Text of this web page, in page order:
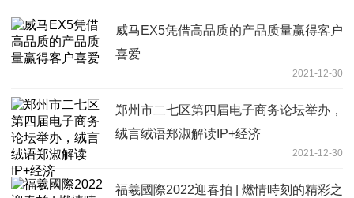
威马EX5凭借高品质的产品质量赢得客户
喜爱
2021-12-30
郑州市二七区第四届电子商务论坛举办，
绒言绒语郑淑解读IP+经济
2021-12-30
福羲國際2022迎春拍 | 燃情時刻的精彩之